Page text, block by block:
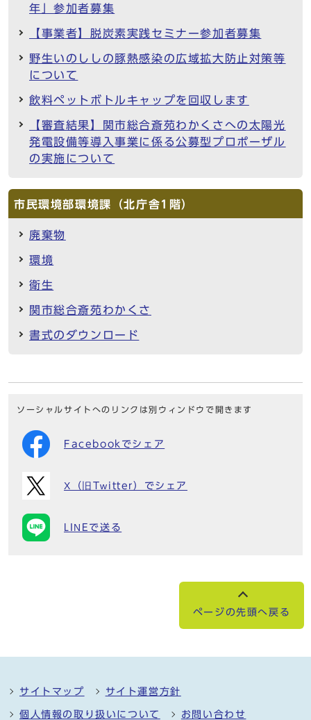
年」参加者募集
【事業者】脱炭素実践セミナー参加者募集
野生いのししの豚熱感染の広域拡大防止対策等
について
飲料ペットボトルキャップを回収します
【審査結果】関市総合斎苑わかくさへの太陽光
発電設備等導入事業に係る公募型プロポーザル
の実施について
市民環境部環境課（北庁舎1階）
廃棄物
環境
衛生
関市総合斎苑わかくさ
書式のダウンロード
ソーシャルサイトへのリンクは別ウィンドウで開きます
Facebookでシェア
X（旧Twitter）でシェア
LINEで送る
ページの先頭へ戻る
サイトマップ サイト運営方針
個人情報の取り扱いについて お問い合わせ